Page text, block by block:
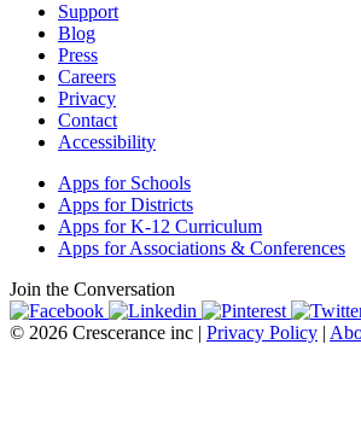
Support
Blog
Press
Careers
Privacy
Contact
Accessibility
Apps for Schools
Apps for Districts
Apps for K-12 Curriculum
Apps for Associations & Conferences
Join the Conversation
© 2026 Crescerance inc | Privacy Policy |